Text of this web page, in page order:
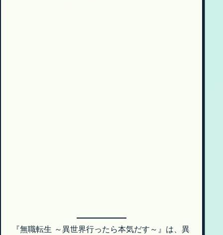
『無職転生 ～異世界行ったら本気だす～』は、異